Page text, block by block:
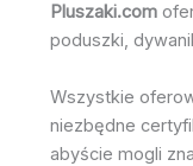
Pluszaki.com
poduszki,
Wszystkie
niezbędne
abyście mogli